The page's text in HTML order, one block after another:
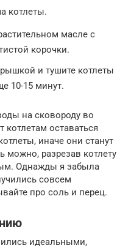
котлеты.
масле с
корочки.
и тушите котлеты
10-15 минут.
на сковороду во
котлетам оставаться
иначе они станут
можно, разрезав котлету
Однажды я забыла
совсем
про соль и перец.
идеальными,